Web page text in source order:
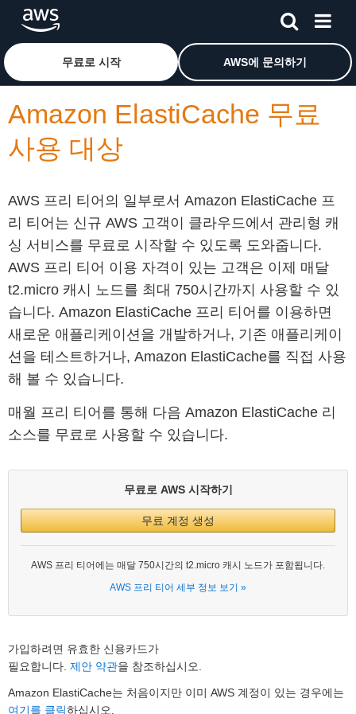
메인 콘텐츠로 건너뛰기Amazon Web Services 홈 페이지로 돌아가려면 여기를 클
무료로 시작 AWS에 문의하기
Amazon ElastiCache 무료
사용 대상
AWS 프리 티어의 일부로서 Amazon ElastiCache 프
리 티어는 신규 AWS 고객이 클라우드에서 관리형 캐
싱 서비스를 무료로 시작할 수 있도록 도와줍니다.
AWS 프리 티어 이용 자격이 있는 고객은 이제 매달
t2.micro 캐시 노드를 최대 750시간까지 사용할 수 있
습니다. Amazon ElastiCache 프리 티어를 이용하면
새로운 애플리케이션을 개발하거나, 기존 애플리케이
션을 테스트하거나, Amazon ElastiCache를 직접 사용
해 볼 수 있습니다.
매월 프리 티어를 통해 다음 Amazon ElastiCache 리
소스를 무료로 사용할 수 있습니다.
무료로 AWS 시작하기
무료 계정 생성
AWS 프리 티어에는 매달 750시간의 t2.micro 캐시 노드가 포함됩니다.
AWS 프리 티어 세부 정보 보기 »
가입하려면 유효한 신용카드가
필요합니다. 제안 약관을 참조하십시오.
Amazon ElastiCache는 처음이지만 이미 AWS 계정이 있는 경우에는
여기를 클릭하십시오.